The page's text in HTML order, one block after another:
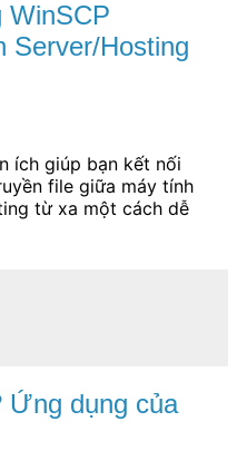
WinSCP
Server/Hosting
ích giúp bạn kết nối
file giữa máy tính
từ xa một cách dễ
Ứng dụng của